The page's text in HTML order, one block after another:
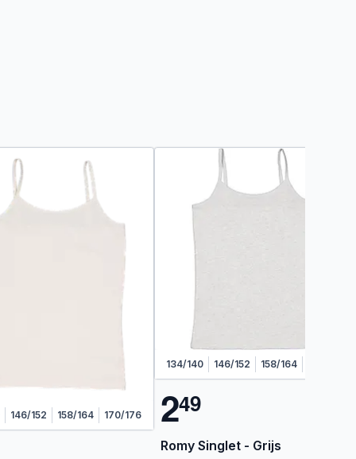
146/152 158/164 170/176
134/140 146/152 158/164
249
Romy Singlet - Grijs